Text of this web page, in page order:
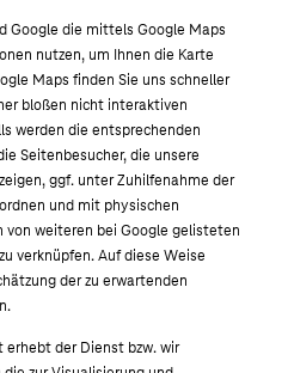
Google die mittels Google Maps
nutzen, um Ihnen die Karte
Maps finden Sie uns schneller
bloßen nicht interaktiven
werden die entsprechenden
Seitenbesucher, die unsere
ggf. unter Zuhilfenahme der
und mit physischen
von weiteren bei Google gelisteten
verknüpfen. Auf diese Weise
der zu erwartenden
erhebt der Dienst bzw. wir